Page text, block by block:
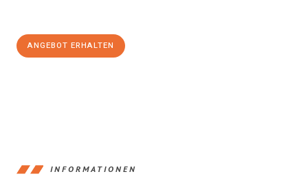
ANGEBOT ERHALTEN
INFORMATIONEN